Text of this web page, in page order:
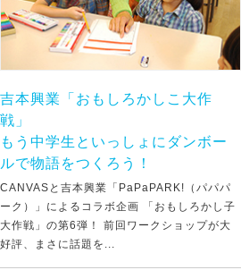
吉本興業「おもしろかしこ大作
戦」
もう中学生といっしょにダンボー
ルで物語をつくろう！
CANVASと吉本興業「PaPaPARK!（パパパ
ーク）」によるコラボ企画 「おもしろかし子
大作戦」の第6弾！ 前回ワークショップが大
好評、まさに話題を...